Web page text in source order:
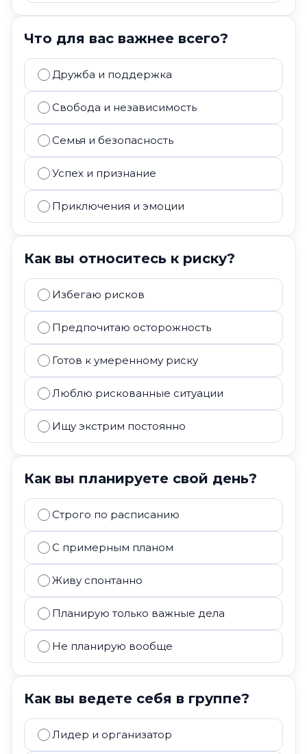
Что для вас важнее всего?
Дружба и поддержка
Свобода и независимость
Семья и безопасность
Успех и признание
Приключения и эмоции
Как вы относитесь к риску?
Избегаю рисков
Предпочитаю осторожность
Готов к умеренному риску
Люблю рискованные ситуации
Ищу экстрим постоянно
Как вы планируете свой день?
Строго по расписанию
С примерным планом
Живу спонтанно
Планирую только важные дела
Не планирую вообще
Как вы ведете себя в группе?
Лидер и организатор